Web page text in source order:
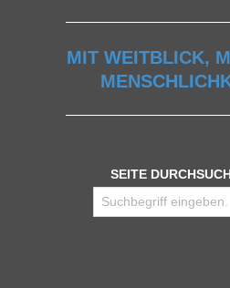
MIT WEITBLICK,
SEITE